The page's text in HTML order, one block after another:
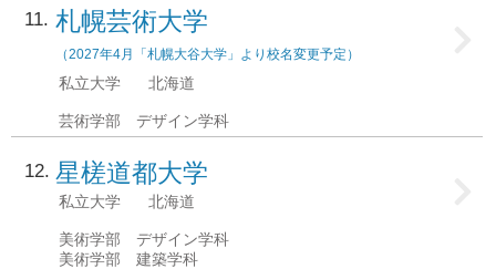
11 札幌芸術大学
（2027年4月「札幌大谷大学」より校名変更予定）
私立大学 北海道
芸術学部 デザイン学科
12 星槎道都大学
私立大学 北海道
美術学部 デザイン学科
美術学部 建築学科